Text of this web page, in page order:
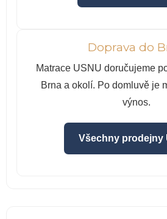
Doprava do
Matrace USNU doručujeme
Brna a okolí. Po domluvě je
výnos.
Všechny prodejny